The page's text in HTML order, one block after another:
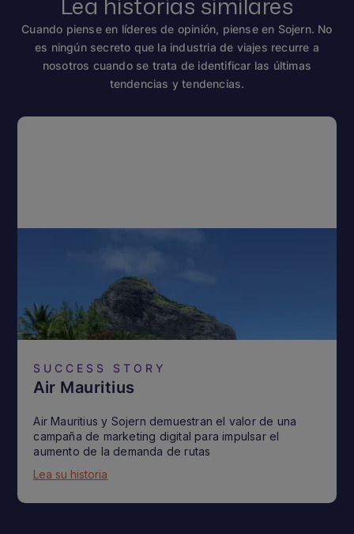
Cuando piense en líderes de opinión, piense en Sojern. No
es ningún secreto que la industria de viajes recurre a
nosotros cuando se trata de identificar las últimas
tendencias y tendencias.
SUCCESS STORY
Air Mauritius
Air Mauritius y Sojern demuestran el valor de una
campaña de marketing digital para impulsar el
aumento de la demanda de rutas
Lea su historia